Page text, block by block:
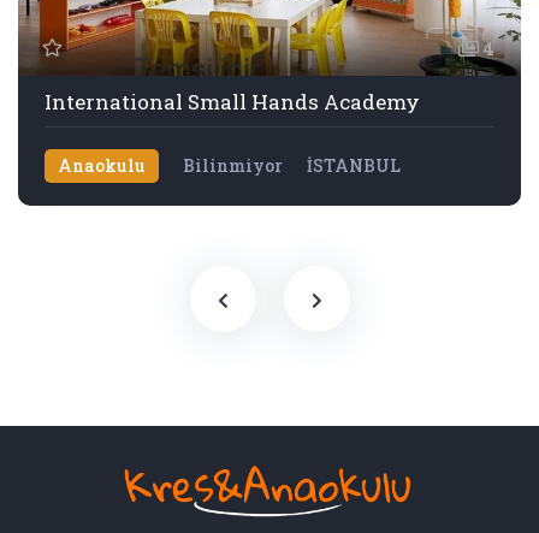
4
International Small Hands Academy
Anaokulu Bilinmiyor İSTANBUL